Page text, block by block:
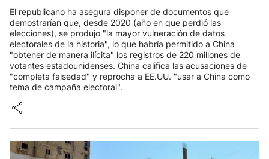
El republicano ha asegura disponer de documentos que
demostrarían que, desde 2020 (año en que perdió las
elecciones), se produjo "la mayor vulneración de datos
electorales de la historia", lo que habría permitido a China
"obtener de manera ilícita" los registros de 220 millones de
votantes estadounidenses. China califica las acusaciones de
"completa falsedad" y reprocha a EE.UU. "usar a China como
tema de campaña electoral".